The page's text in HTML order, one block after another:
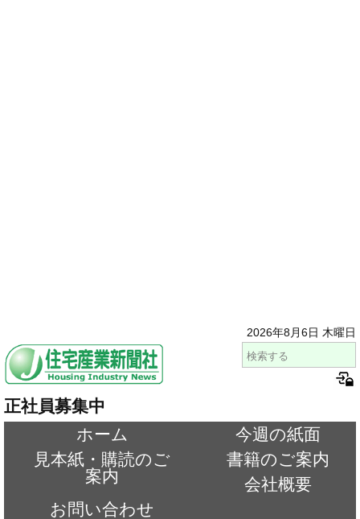
2026年8月6日 木曜日
正社員募集中
ホーム
今週の紙面
見本紙・購読のご
案内
書籍のご案内
会社概要
お問い合わせ